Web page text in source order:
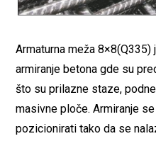
Armaturna meža
armiranje betona gde su
što su prilazne staze,
masivne ploče. Armiranje
pozicionirati tako da se